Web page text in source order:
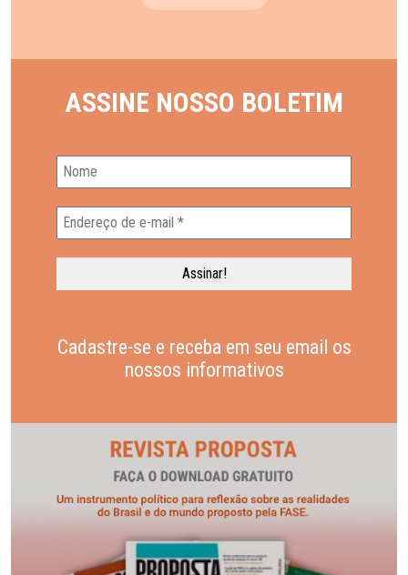
ASSINE NOSSO BOLETIM
Cadastre-se e receba em seu email os
nossos informativos